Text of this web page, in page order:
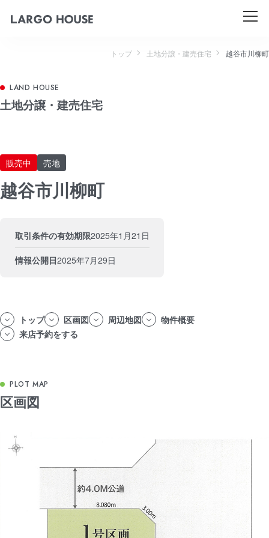
トップ 土地分譲・建売住宅 越谷市川柳町
土地分譲・建売住宅
販売中 売地
越谷市川柳町
取引条件の有効期限2025年1月21日
情報公開日2025年7月29日
トップ 区画図 周辺地図
物件概要
来店予約をする
区画図